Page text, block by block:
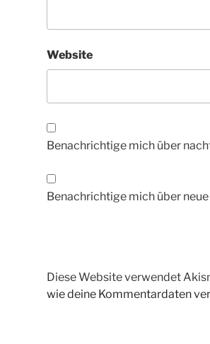
Website
Benachrichtige mich über
Benachrichtige mich über
Diese Website verwendet
wie deine Kommentardaten